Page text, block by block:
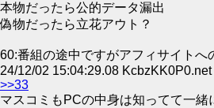
本物だったら公的データ漏出
偽物だったら立花アウト？
60:番組の途中ですがアフィサイトへ
24/12/02 15:04:29.08 KcbzKK0P0.net
>>33
マスコミもPCの中身は知ってて一緒